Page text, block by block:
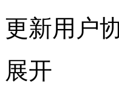
更新用户
展开